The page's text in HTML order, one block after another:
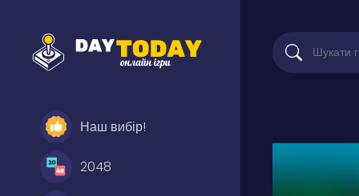
Наш вибір!
2048